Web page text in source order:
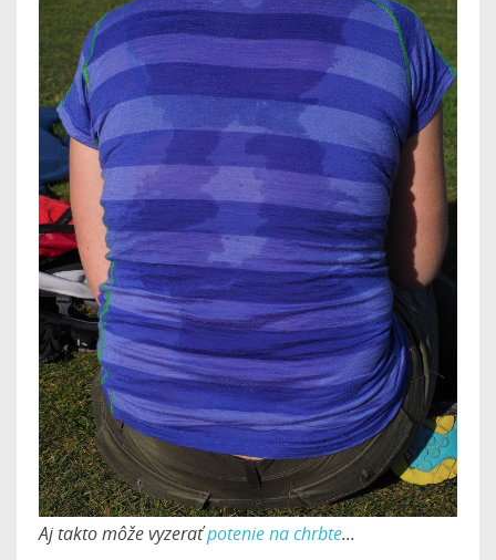
Aj takto môže vyzeraťpotenie na chrbte...